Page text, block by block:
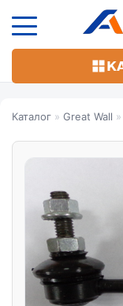
основному
Каталог » Great Wall »